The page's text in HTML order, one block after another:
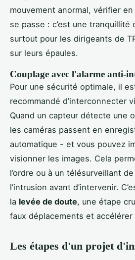
mouvement anormal, vérifier
se passe : c’est une tranquillité
surtout pour les dirigeants de
sur leurs épaules.
Couplage avec l'alarme anti-
Pour une sécurité optimale, il
recommandé d’interconnecter
Quand un capteur détecte une
les caméras passent en
automatique - et vous pouvez
visionner les images. Cela
l’ordre ou à un télésurveillant
l’intrusion avant d’intervenir.
la levée de doute, une étape
faux déplacements et accélérer
Les étapes d'un projet